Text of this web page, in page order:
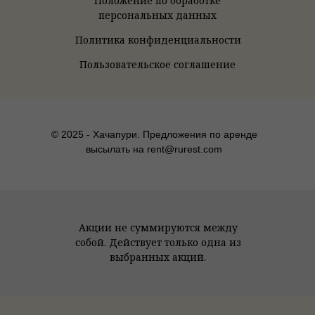
персональных данных
Политика конфиденциальности
Пользовательское соглашение
© 2025 - Хачапури. Предложения по аренде
высылать на rent@rurest.com
Акции не суммируются между
собой. Действует только одна из
выбранных акций.